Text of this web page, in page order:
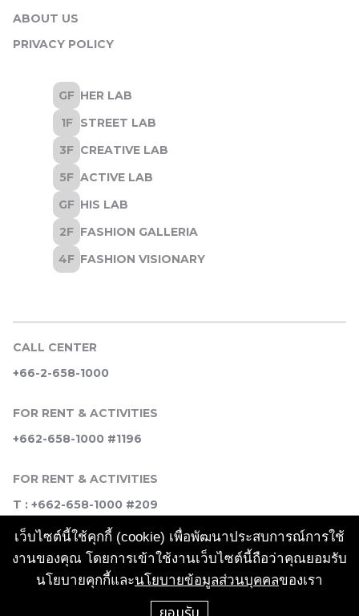
เว็บไซต์นี้ใช้คุกกี้ (cookie) เพื่อพัฒนาประสบการณ์การใช้
งานของคุณ โดยการเข้าใช้งานเว็บไซต์นี้ถือว่าคุณยอมรับ
นโยบายคุกกี้และนโยบายข้อมูลส่วนบุคคลของเรา
ยอมรับ
ABOUT US
PRIVACY POLICY
CALL CENTER
+66-2-658-1000
FOR RENT & ACTIVITIES
+662-658-1000 #1196
FOR RENT & ACTIVITIES
T : +662-658-1000 #209
SOCIAL MEDIA